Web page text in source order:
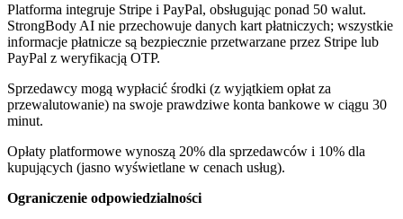
Platforma integruje Stripe i PayPal, obsługując ponad 50 walut.
StrongBody AI nie przechowuje danych kart płatniczych; wszystkie
informacje płatnicze są bezpiecznie przetwarzane przez Stripe lub
PayPal z weryfikacją OTP.
Sprzedawcy mogą wypłacić środki (z wyjątkiem opłat za
przewalutowanie) na swoje prawdziwe konta bankowe w ciągu 30
minut.
Opłaty platformowe wynoszą 20% dla sprzedawców i 10% dla
kupujących (jasno wyświetlane w cenach usług).
Ograniczenie odpowiedzialności